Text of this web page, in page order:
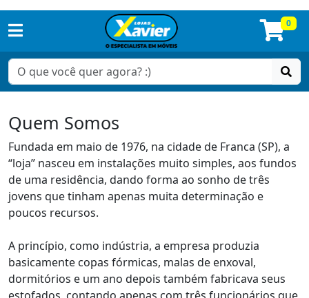
0
Quem Somos
Fundada em maio de 1976, na cidade de Franca (SP), a
“loja” nasceu em instalações muito simples, aos fundos
de uma residência, dando forma ao sonho de três
jovens que tinham apenas muita determinação e
poucos recursos.
A princípio, como indústria, a empresa produzia
basicamente copas fórmicas, malas de enxoval,
dormitórios e um ano depois também fabricava seus